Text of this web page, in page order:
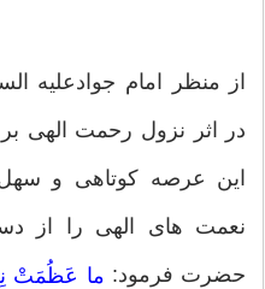
از منظر امام جوادعلیه
در اثر نزول رحمت الهی
این عرصه کوتاهی و
نعمت های الهی را از
حضرت فرمود: ما عَظُمَتْ